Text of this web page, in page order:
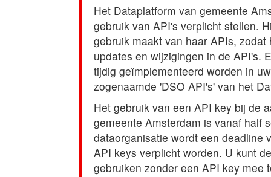
Het Dataplatform van gemeente
gebruik van API's verplicht stellen.
gebruik maakt van haar APIs,
updates en wijzigingen in de API's.
tijdig geïmplementeerd worden in
zogenaamde 'DSO API's' van het
Het gebruik van een API key bij de
gemeente Amsterdam is vanaf half
dataorganisatie wordt een deadline
API keys verplicht worden. U kunt
gebruiken zonder een API key mee